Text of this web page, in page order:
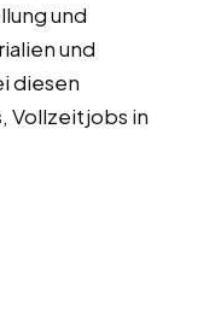
und
und
diesen
Vollzeitjobs in